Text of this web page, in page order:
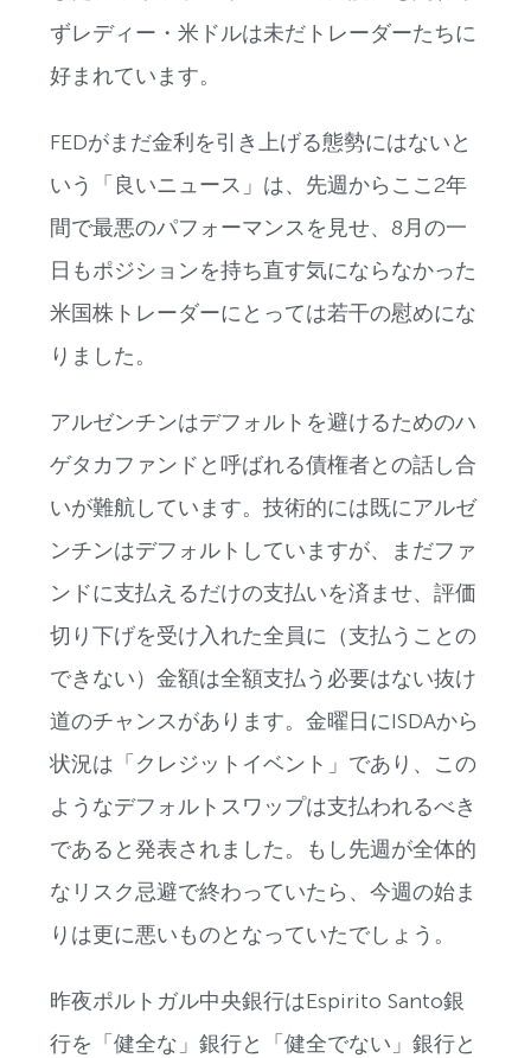
ずレディー・米ドルは未だトレーダーたちに
好まれています。
FEDがまだ金利を引き上げる態勢にはないと
いう「良いニュース」は、先週からここ2年
間で最悪のパフォーマンスを見せ、8月の一
日もポジションを持ち直す気にならなかった
米国株トレーダーにとっては若干の慰めにな
りました。
アルゼンチンはデフォルトを避けるためのハ
ゲタカファンドと呼ばれる債権者との話し合
いが難航しています。技術的には既にアルゼ
ンチンはデフォルトしていますが、まだファ
ンドに支払えるだけの支払いを済ませ、評価
切り下げを受け入れた全員に（支払うことの
できない）金額は全額支払う必要はない抜け
道のチャンスがあります。金曜日にISDAから
状況は「クレジットイベント」であり、この
ようなデフォルトスワップは支払われるべき
であると発表されました。もし先週が全体的
なリスク忌避で終わっていたら、今週の始ま
りは更に悪いものとなっていたでしょう。
昨夜ポルトガル中央銀行はEspirito Santo銀
行を「健全な」銀行と「健全でない」銀行と